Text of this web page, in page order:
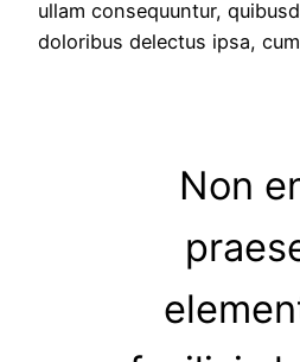
ullam consequuntur,
doloribus delectus ipsa,
Non